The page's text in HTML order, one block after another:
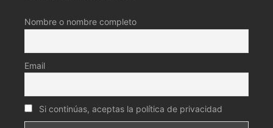
Nombre o nombre completo
Email
Si continúas, aceptas la política de privacidad